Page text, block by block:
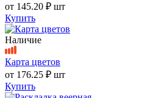
от 145.20 ₽ шт
Купить
Наличие
Карта цветов
от 176.25 ₽ шт
Купить